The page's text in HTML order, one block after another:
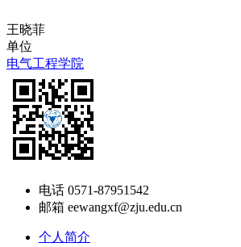
王晓菲
单位
电气工程学院
电话 0571-87951542
邮箱 eewangxf@zju.edu.cn
个人简介